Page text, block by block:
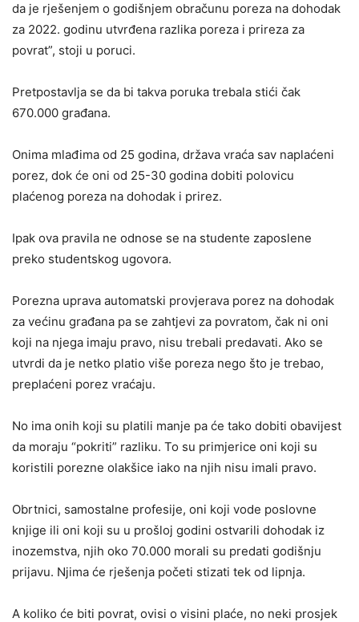
da je rješenjem o godišnjem obračunu poreza na dohodak
za 2022. godinu utvrđena razlika poreza i prireza za
povrat”, stoji u poruci.
Pretpostavlja se da bi takva poruka trebala stići čak
670.000 građana.
Onima mlađima od 25 godina, država vraća sav naplaćeni
porez, dok će oni od 25-30 godina dobiti polovicu
plaćenog poreza na dohodak i prirez.
Ipak ova pravila ne odnose se na studente zaposlene
preko studentskog ugovora.
Porezna uprava automatski provjerava porez na dohodak
za većinu građana pa se zahtjevi za povratom, čak ni oni
koji na njega imaju pravo, nisu trebali predavati. Ako se
utvrdi da je netko platio više poreza nego što je trebao,
preplaćeni porez vraćaju.
No ima onih koji su platili manje pa će tako dobiti obavijest
da moraju “pokriti” razliku. To su primjerice oni koji su
koristili porezne olakšice iako na njih nisu imali pravo.
Obrtnici, samostalne profesije, oni koji vode poslovne
knjige ili oni koji su u prošloj godini ostvarili dohodak iz
inozemstva, njih oko 70.000 morali su predati godišnju
prijavu. Njima će rješenja početi stizati tek od lipnja.
A koliko će biti povrat, ovisi o visini plaće, no neki prosjek